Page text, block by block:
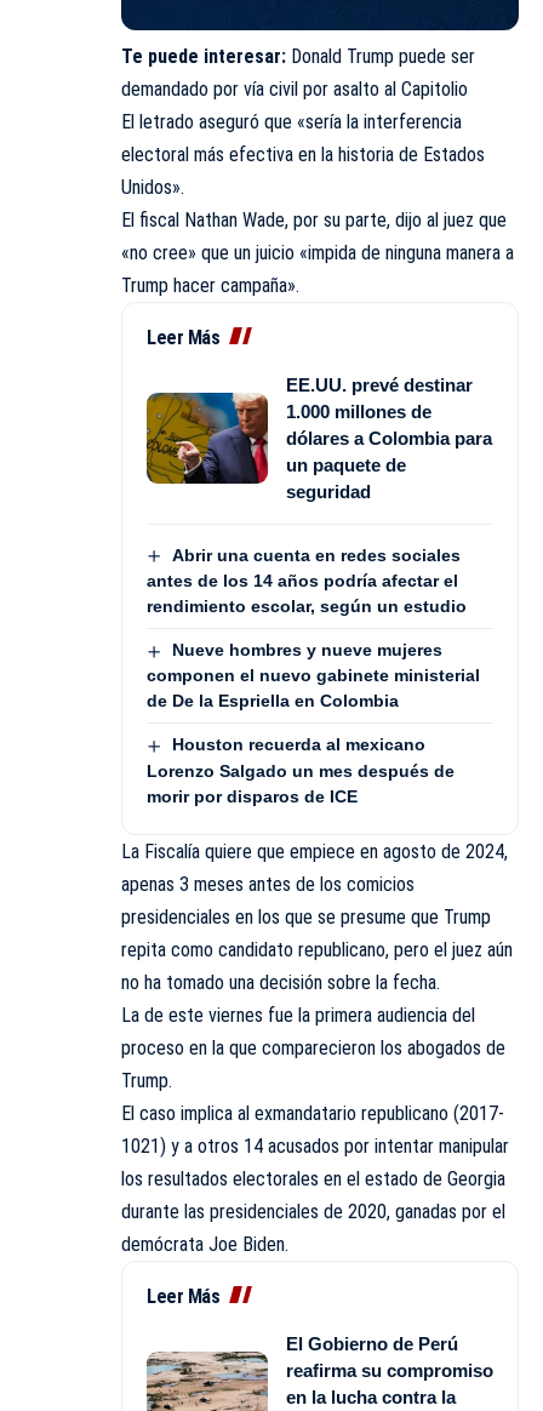
Te puede interesar: Donald Trump puede ser
demandado por vía civil por asalto al Capitolio
El letrado aseguró que «sería la interferencia
electoral más efectiva en la historia de Estados
Unidos».
El fiscal Nathan Wade, por su parte, dijo al juez que
«no cree» que un juicio «impida de ninguna manera a
Trump hacer campaña».
Leer Más
EE.UU. prevé destinar
1.000 millones de
dólares a Colombia para
un paquete de
seguridad
Abrir una cuenta en redes sociales
antes de los 14 años podría afectar el
rendimiento escolar, según un estudio
Nueve hombres y nueve mujeres
componen el nuevo gabinete ministerial
de De la Espriella en Colombia
Houston recuerda al mexicano
Lorenzo Salgado un mes después de
morir por disparos de ICE
La Fiscalía quiere que empiece en agosto de 2024,
apenas 3 meses antes de los comicios
presidenciales en los que se presume que Trump
repita como candidato republicano, pero el juez aún
no ha tomado una decisión sobre la fecha.
La de este viernes fue la primera audiencia del
proceso en la que comparecieron los abogados de
Trump.
El caso implica al exmandatario republicano (2017-
1021) y a otros 14 acusados por intentar manipular
los resultados electorales en el estado de Georgia
durante las presidenciales de 2020, ganadas por el
demócrata Joe Biden.
Leer Más
El Gobierno de Perú
reafirma su compromiso
en la lucha contra la